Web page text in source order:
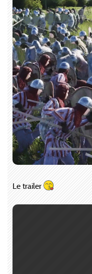
Le trailer